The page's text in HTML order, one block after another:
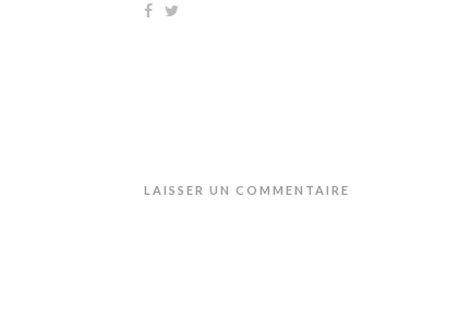
LAISSER UN COMMENTAIRE